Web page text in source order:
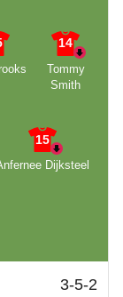
14
Tommy
Smith
15
Dijksteel
3-5-2